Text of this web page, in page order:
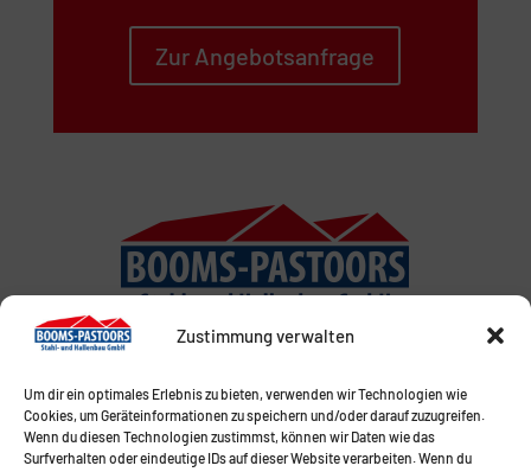
Zustimmung verwalten
Um dir ein optimales Erlebnis zu bieten, verwenden wir Technologien wie
Cookies, um Geräteinformationen zu speichern und/oder darauf zuzugreifen.
Wenn du diesen Technologien zustimmst, können wir Daten wie das
Surfverhalten oder eindeutige IDs auf dieser Website verarbeiten. Wenn du
Zur Angebotsanfrage